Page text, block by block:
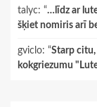
talyc: “…līdz ar
šķiet nomiris arī
gviclo: “Starp citu,
kokgriezumu